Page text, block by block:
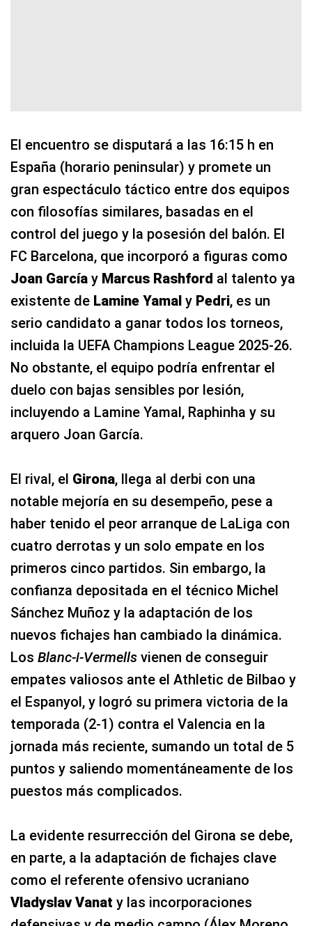
El encuentro se disputará a las 16:15 h en
España (horario peninsular) y promete un
gran espectáculo táctico entre dos equipos
con filosofías similares, basadas en el
control del juego y la posesión del balón. El
FC Barcelona, que incorporó a figuras como
Joan García y Marcus Rashford al talento ya
existente de Lamine Yamal y Pedri, es un
serio candidato a ganar todos los torneos,
incluida la UEFA Champions League 2025-26.
No obstante, el equipo podría enfrentar el
duelo con bajas sensibles por lesión,
incluyendo a Lamine Yamal, Raphinha y su
arquero Joan García.
El rival, el Girona, llega al derbi con una
notable mejoría en su desempeño, pese a
haber tenido el peor arranque de LaLiga con
cuatro derrotas y un solo empate en los
primeros cinco partidos. Sin embargo, la
confianza depositada en el técnico Michel
Sánchez Muñoz y la adaptación de los
nuevos fichajes han cambiado la dinámica.
Los Blanc-i-Vermells vienen de conseguir
empates valiosos ante el Athletic de Bilbao y
el Espanyol, y logró su primera victoria de la
temporada (2-1) contra el Valencia en la
jornada más reciente, sumando un total de 5
puntos y saliendo momentáneamente de los
puestos más complicados.
La evidente resurrección del Girona se debe,
en parte, a la adaptación de fichajes clave
como el referente ofensivo ucraniano
Vladyslav Vanat y las incorporaciones